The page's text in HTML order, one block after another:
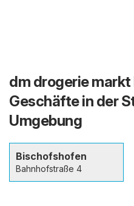
dm drogerie
Geschäfte in der
Umgebung
Bischofshofen
Bahnhofstraße 4